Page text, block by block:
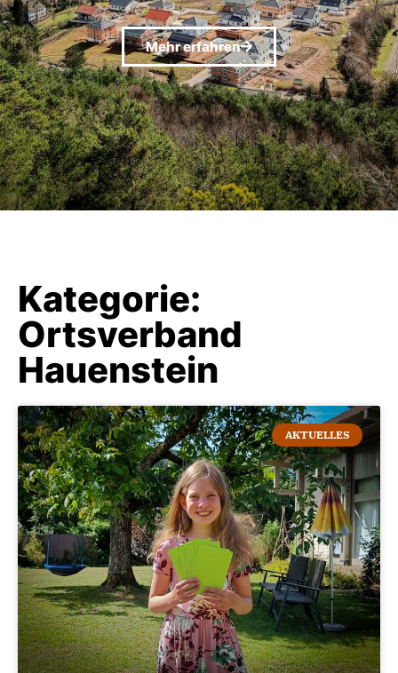
Mehr erfahren
Kategorie:
Ortsverband
Hauenstein
AKTUELLES